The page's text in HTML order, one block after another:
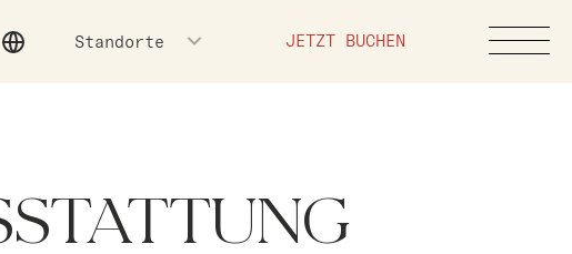
JETZT BUCHEN
Standorte